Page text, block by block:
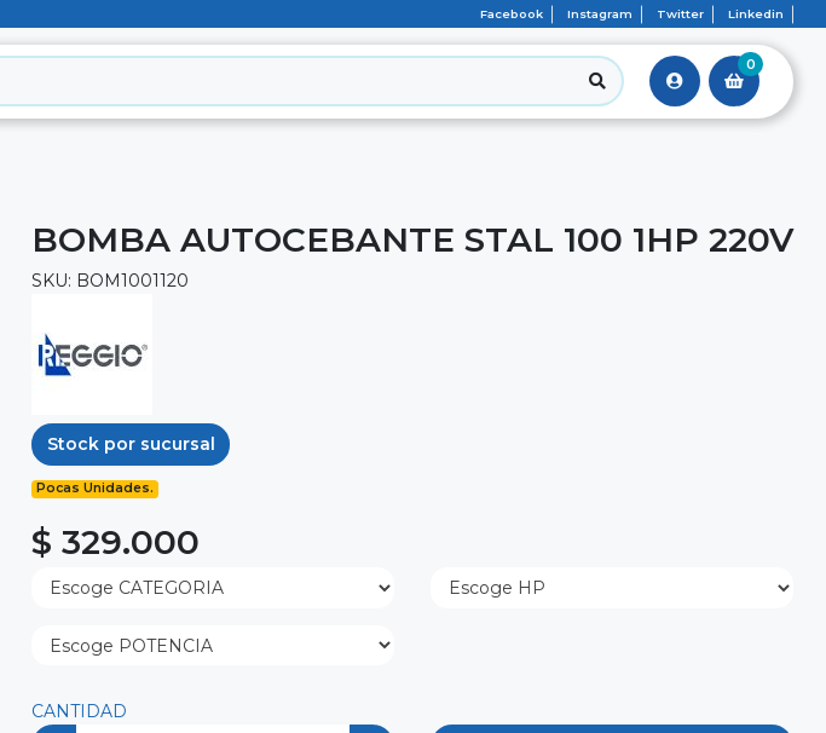
Facebook Instagram Twitter Linkedin
0
BOMBA AUTOCEBANTE STAL 100 1HP 220V
SKU: BOM1001120
Stock por sucursal
Pocas Unidades.
$ 329.000
CANTIDAD